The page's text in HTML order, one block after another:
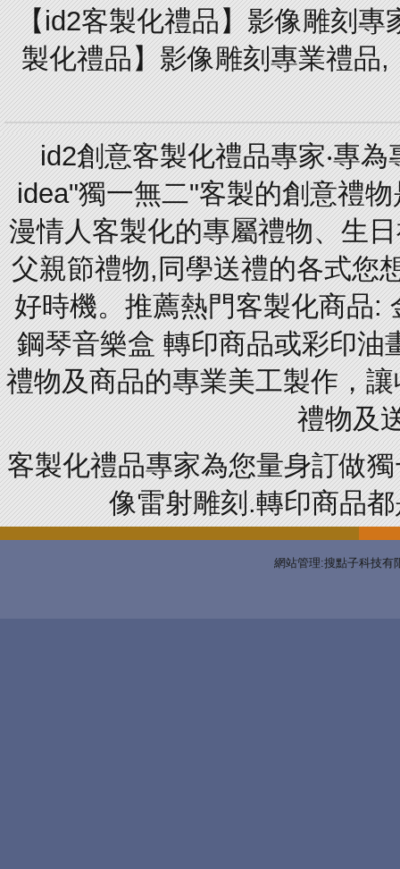
【id2客製化禮品】影像雕刻
製化禮品】影像雕刻專業禮品
id2創意客製化禮品專家‧專
idea"獨一無二"客製的創意禮
漫情人客製化的專屬禮物、生
父親節禮物,同學送禮的各式您
好時機。推薦熱門客製化商品:
鋼琴音樂盒 轉印商品或彩印油
禮物及商品的專業美工製作，
禮物及
客製化禮品專家為您量身訂做
像雷射雕刻.轉印商品
網站管理:搜點子科技有